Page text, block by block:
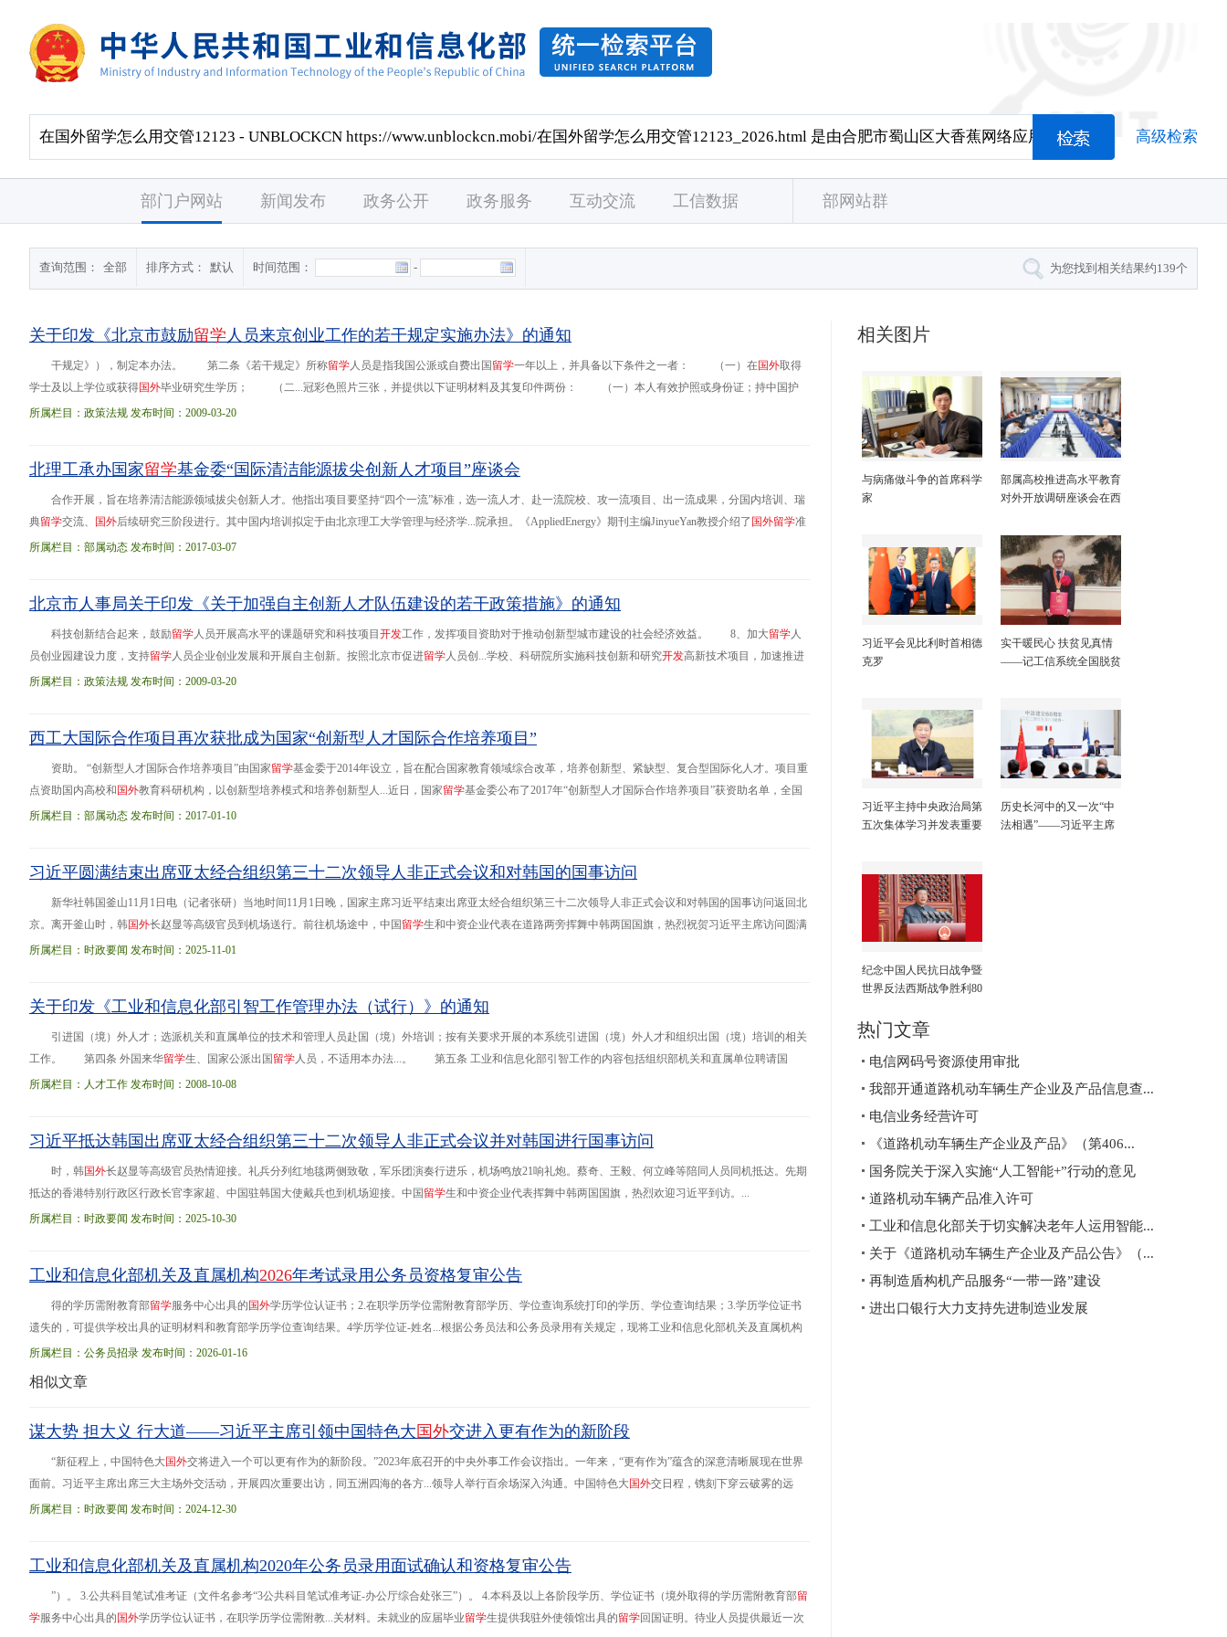
高级检索
部门户网站 新闻发布 政务公开 政务服务 互动交流 工信数据 部网站群
查询范围： 全部 排序方式： 默认 时间范围： - 为您找到相关结果约139个
关于印发《北京市鼓励留学 人员来京创业工作的若干规定实施办法》的通知
干规定》），制定本办法。 第二条《若干规定》所称留学人员是指我国公派或自费出国 留学一年以上，并具备以下条件之一者： （一）在国外取得
学士及以上学位或获得国外毕业研究生学历； （二...冠彩色照片三张，并提供以下证明材料及其复印件两份： （一）本人有效护照或身份证；持中国护
照并取得 国 外长期（永久）居留权的留学人员，需提供相关证明； （二）到
所属栏目：政策法规 发布时间：2009-03-20
北理工承办国家留学基金委“国际清洁能源拔尖创新人才项目”座谈会
合作开展，旨在培养清洁能源领域拔尖创新人才。他指出项目要坚持“四个一流”标准，选一流人才、赴一流院校、攻一流项目、出一流成果，分国内培训、瑞
典留学交流、 国外后续研究三阶段进行。其中国内培训拟定于由北京理工大学管理与经济学...院承担。《AppliedEnergy》期刊主编JinyueYan教授介绍了 国外留学准
备情况。王兆华介绍了北理工和管理与经济学院的相关情况，并且从课程设置、师资力量以及办学条件三方面介绍了国内培训计划。 与会专家
所属栏目：部属动态 发布时间：2017-03-07
北京市人事局关于印发《关于加强自主创新人才队伍建设的若干政策措施》的通知
科技创新结合起来，鼓励留学人员开展高水平的课题研究和科技项目 开发工作，发挥项目资助对于推动创新型城市建设的社会经济效益。 8、加大留学人
员创业园建设力度，支持留学人员企业创业发展和开展自主创新。按照北京市促进留学人员创...学校、科研院所实施科技创新和研究开发高新技术项目，加速推进
科技成果向生产力的转化。突出中关村科技园区建设重点，发挥引智服务作用，支持企业引进
所属栏目：政策法规 发布时间：2009-03-20
西工大国际合作项目再次获批成为国家“创新型人才国际合作培养项目”
资助。 “创新型人才国际合作培养项目”由国家留学基金委于2014年设立，旨在配合国家教育领域综合改革，培养创新型、紧缺型、复合型国际化人才。项目重
点资助国内高校和 国外教育科研机构，以创新型培养模式和培养创新型人...近日，国家留学基金委公布了2017年“创新型人才国际合作培养项目”获资助名单，全国
各高校共57个项目获批。西北工业大学电子信息学院何明一教授与澳大利亚国立大学合作开展的“先进机器视觉与智能处理创新人才培养项目”获得批准
所属栏目：部属动态 发布时间：2017-01-10
习近平圆满结束出席亚太经合组织第三十二次领导人非正式会议和对韩国的国事访问
新华社韩国釜山11月1日电（记者张研）当地时间11月1日晚，国家主席习近平结束出席亚太经合组织第三十二次领导人非正式会议和对韩国的国事访问返回北
京。离开釜山时，韩国外长赵显等高级官员到机场送行。前往机场途中，中国 留学生和中资企业代表在道路两旁挥舞中韩两国国旗，热烈祝贺习近平主席访问圆满
成功。
所属栏目：时政要闻 发布时间：2025-11-01
关于印发《工业和信息化部引智工作管理办法（试行）》的通知
引进国（境）外人才；选派机关和直属单位的技术和管理人员赴国（境）外培训；按有关要求开展的本系统引进国（境）外人才和组织出国（境）培训的相关
工作。 第四条 外国来华留学生、国家公派出国 留学人员，不适用本办法...。 第五条 工业和信息化部引智工作的内容包括组织部机关和直属单位聘请国
（境）外专家和吸引 留学回国人员；组织部机关和直属单位技术人员和管理人员出国（境）培训；按中组部要求组织开展本系统引进海外高层次人才的相关工作
所属栏目：人才工作 发布时间：2008-10-08
习近平抵达韩国出席亚太经合组织第三十二次领导人非正式会议并对韩国进行国事访问
时，韩国外长赵显等高级官员热情迎接。礼兵分列红地毯两侧致敬，军乐团演奏行进乐，机场鸣放21响礼炮。蔡奇、王毅、何立峰等陪同人员同机抵达。先期
抵达的香港特别行政区行政长官李家超、中国驻韩国大使戴兵也到机场迎接。中国 留学生和中资企业代表挥舞中韩两国国旗，热烈欢迎习近平到访。...
所属栏目：时政要闻 发布时间：2025-10-30
工业和信息化部机关及直属机构2026年考试录用公务员资格复审公告
得的学历需附教育部留学服务中心出具的 国外学历学位认证书；2.在职学历学位需附教育部学历、学位查询系统打印的学历、学位查询结果；3.学历学位证书
遗失的，可提供学校出具的证明材料和教育部学历学位查询结果。4学历学位证-姓名...根据公务员法和公务员录用有关规定，现将工业和信息化部机关及直属机构
2026年度考试录用公务员有关事项通知如下：一、面试人员名单根据公共科目笔试成绩从高到低的顺序和5:1的面试比例，确定首批进入面试人员名单（附件1）。
二
所属栏目：公务员招录 发布时间：2026-01-16
相似文章
谋大势 担大义 行大道——习近平主席引领中国特色大 国外交进入更有作为的新阶段
“新征程上，中国特色大国外交将进入一个可以更有作为的新阶段。”2023年底召开的中央外事工作会议指出。一年来，“更有作为”蕴含的深意清晰展现在世界
面前。习近平主席出席三大主场外交活动，开展四次重要出访，同五洲四海的各方...领导人举行百余场深入沟通。中国特色大国外交日程，镌刻下穿云破雾的远
见、合作共赢的格局、计利天下的情怀。站在人类发展新的十字路口，面对百年变局的风云际会，中国携手各方在时代的风浪中谋大势、担大义、行大道，在历史
所属栏目：时政要闻 发布时间：2024-12-30
工业和信息化部机关及直属机构2020年公务员录用面试确认和资格复审公告
”）。 3.公共科目笔试准考证（文件名参考“3公共科目笔试准考证-办公厅综合处张三”）。 4.本科及以上各阶段学历、学位证书（境外取得的学历需附教育部留
学服务中心出具的 国外学历学位认证书，在职学历学位需附教...关材料。未就业的应届毕业留学生提供我驻外使领馆出具的留学回国证明。待业人员提供最近一次
相关图片
与病痛做斗争的首席科学
家
部属高校推进高水平教育
对外开放调研座谈会在西
习近平会见比利时首相德
克罗
实干暖民心 扶贫见真情
——记工信系统全国脱贫
习近平主持中央政治局第
五次集体学习并发表重要
历史长河中的又一次“中
法相遇”——习近平主席
纪念中国人民抗日战争暨
世界反法西斯战争胜利80
天安门广场举行盛大阅兵
话并检阅受阅部队
热门文章
电信网码号资源使用审批
我部开通道路机动车辆生产企业及产品信息查...
电信业务经营许可
《道路机动车辆生产企业及产品》（第406...
国务院关于深入实施“人工智能+”行动的意见
道路机动车辆产品准入许可
工业和信息化部关于切实解决老年人运用智能...
关于《道路机动车辆生产企业及产品公告》（...
再制造盾构机产品服务“一带一路”建设
进出口银行大力支持先进制造业发展